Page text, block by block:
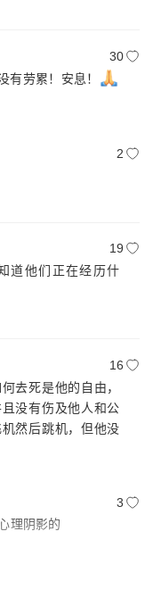
30
有劳累！安息！
2
19
道他们正在经历什
16
去死是他的自由，
没有伤及他人和公
然后跳机，但他没
3
理阴影的